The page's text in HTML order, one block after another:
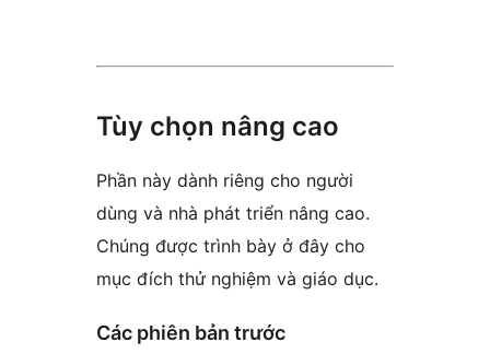
Tùy chọn nâng cao
Phần này dành riêng cho người
dùng và nhà phát triển nâng cao.
Chúng được trình bày ở đây cho
mục đích thử nghiệm và giáo dục.
Các phiên bản trước